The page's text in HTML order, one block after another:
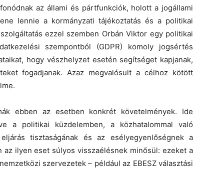
az állami és pártfunkciók, holott a jogállami
lennie a kormányzati tájékoztatás és a politikai
ezzel szemben Orbán Viktor egy politikai
szempontból (GDPR) komoly jogsértés
hogy vészhelyzet esetén segítséget kapjanak,
fogadjanak. Azaz megvalósult a célhoz kötött
ebben az esetben konkrét követelmények. Ide
a politikai küzdelemben, a közhatalommal való
tisztaságának és az esélyegyenlőségnek a
ilyen eset súlyos visszaélésnek minősül: ezeket a
szervezetek – például az EBESZ választási